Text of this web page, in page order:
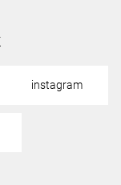
instagram